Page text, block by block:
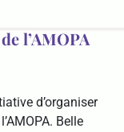
l’AMOPA
d’organiser
Belle